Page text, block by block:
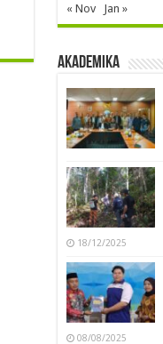
« Nov
Jan »
Akademika
18/12/2025
08/08/2025